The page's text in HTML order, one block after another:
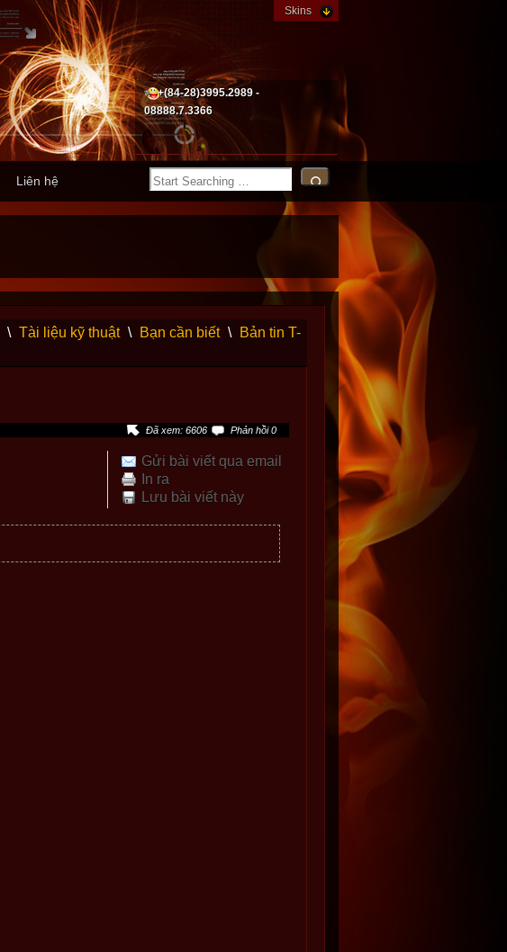
Skins
+(84-28)3995.2989 -
08888.7.3366
Liên hệ
\ Tài liệu kỹ thuật \ Bạn cần biết \
Bản tin T-
Đã xem: 6606 Phản hồi 0
Gửi bài viết qua email
In ra
Lưu bài viết này